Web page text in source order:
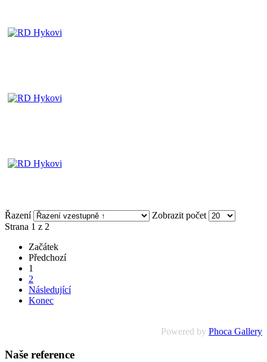
Řazení
Zobrazit počet
Strana 1 z 2
Začátek
Předchozí
1
2
Následující
Konec
Powered by Phoca Gallery
Naše reference